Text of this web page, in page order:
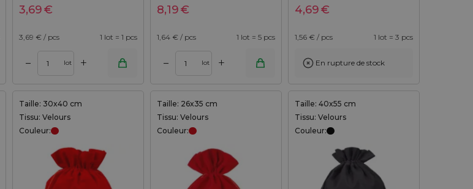
3,69€
3,69 € / pcs 1 lot = 1 pcs
– lot +
8,19€
1,64 € / pcs 1 lot = 5 pcs
– lot +
4,69€
1,56 € / pcs 1 lot = 3 pcs
En rupture de stock
Taille: 30x40 cm
Tissu: Velours
Couleur:
Taille: 26x35 cm
Tissu: Velours
Couleur:
Taille: 40x55 cm
Tissu: Velours
Couleur: